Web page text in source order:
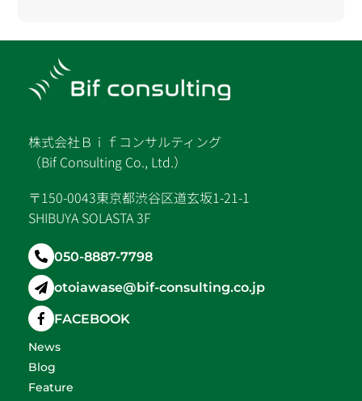
株式会社Ｂｉｆコンサルティング
（Bif Consulting Co., Ltd.）
〒150-0043東京都渋谷区道玄坂1-21-1
SHIBUYA SOLASTA 3F
050-8887-7798
otoiawase@bif-consulting.co.jp
FACEBOOK
News
Blog
Feature